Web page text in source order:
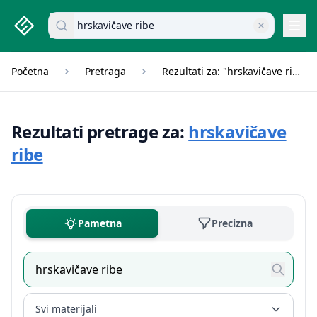
studenti.rs home page
Pretraži dokumente
Početna Pretraga Rezultati za: "hrskavičave ribe"
Rezultati pretrage za: hrskavičave
ribe
Pametna Precizna
Svi materijali